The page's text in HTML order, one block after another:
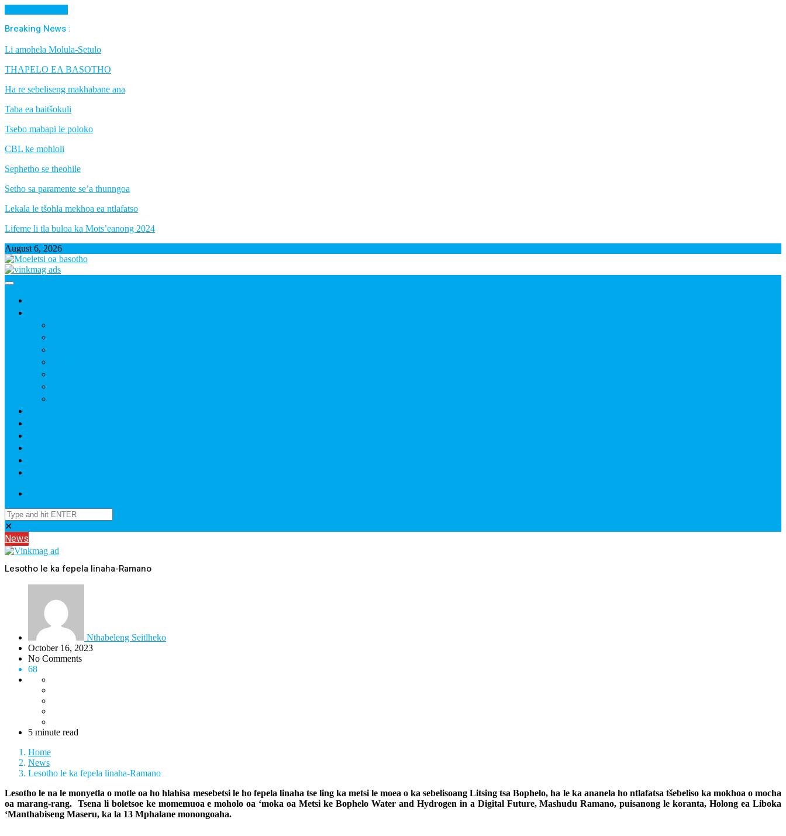
Breaking News :
Li amohela Molula-Setulo
THAPELO EA BASOTHO
Ha re sebeliseng makhabane ana
Taba ea baitšokuli
Tsebo mabapi le poloko
CBL ke mohloli
Sephetho se theohile
Setho sa paramente se’a thunngoa
Lekala le tšohla mekhoa ea ntlafatso
Lifeme li tla buloa ka Mots’eanong 2024
August 6, 2026
✕
News
Lesotho le ka fepela linaha-Ramano
Nthabeleng Seitlheko
October 16, 2023
No Comments
68
5 minute read
Home
News
Lesotho le ka fepela linaha-Ramano
Lesotho le na le monyetla o motle oa ho hlahisa mesebetsi le ho fepela linaha tse ling ka metsi le moea o ka sebelisoang Litsing tsa Bophelo, ha le ka ananela ho ntlafatsa tšebeliso ka mokhoa o mocha
oa marang-rang. Tsena li boletsoe ke momemuoa e moholo oa ‘moka oa Metsi ke Bophelo Water and Hydrogen in a Digital Future, Mashudu Ramano, puisanong le koranta, Holong ea Liboka
‘Manthabiseng Maseru, ka la 13 Mphalane monongoaha.